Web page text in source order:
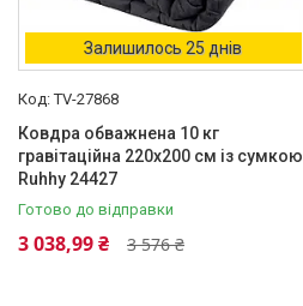
Антиковзаюче покриття опор
Ще 2
Матеріал
Oxford 1
Oxford 600D
Алюміній
Залишилось 25 днів
TV-27868
Ковдра обважнена 10 кг
гравітаційна 220х200 см із сумкою
Ruhhy 24427
Готово до відправки
3 576 ₴
3 038,99 ₴